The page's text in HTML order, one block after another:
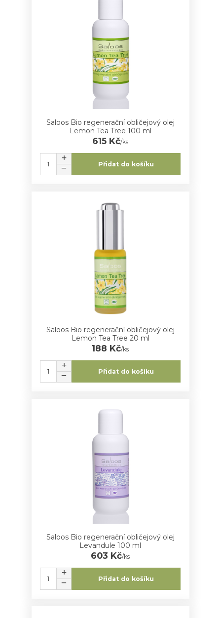
Saloos Bio regenerační obličejový olej
Lemon Tea Tree 100 ml
615 Kč/ks
Přidat do košíku
Saloos Bio regenerační obličejový olej
Lemon Tea Tree 20 ml
188 Kč/ks
Přidat do košíku
Saloos Bio regenerační obličejový olej
Levandule 100 ml
603 Kč/ks
Přidat do košíku